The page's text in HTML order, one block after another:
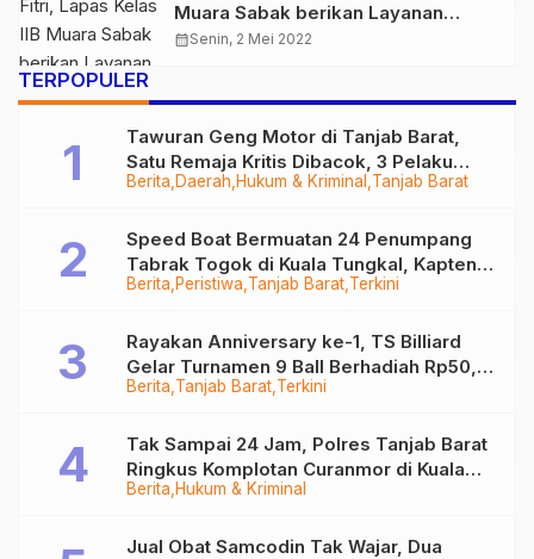
Muara Sabak berikan Layanan
Kunjungan Secara Virtual Gratis
calendar_monthSenin, 2 Mei 2022
TERPOPULER
Berita Daerah Hukum & Kriminal Tanjab Barat
Tawuran Geng Motor di Tanjab Barat,
Satu Remaja Kritis Dibacok, 3 Pelaku
Ditangkap
Berita Peristiwa Tanjab Barat Terkini
Speed Boat Bermuatan 24 Penumpang
Tabrak Togok di Kuala Tungkal, Kapten
Sempat Hilang
Berita Tanjab Barat Terkini
Rayakan Anniversary ke-1, TS Billiard
Gelar Turnamen 9 Ball Berhadiah Rp50,8
Juta
Berita Hukum & Kriminal
Tak Sampai 24 Jam, Polres Tanjab Barat
Ringkus Komplotan Curanmor di Kuala
Tungkal
Jual Obat Samcodin Tak Wajar, Dua